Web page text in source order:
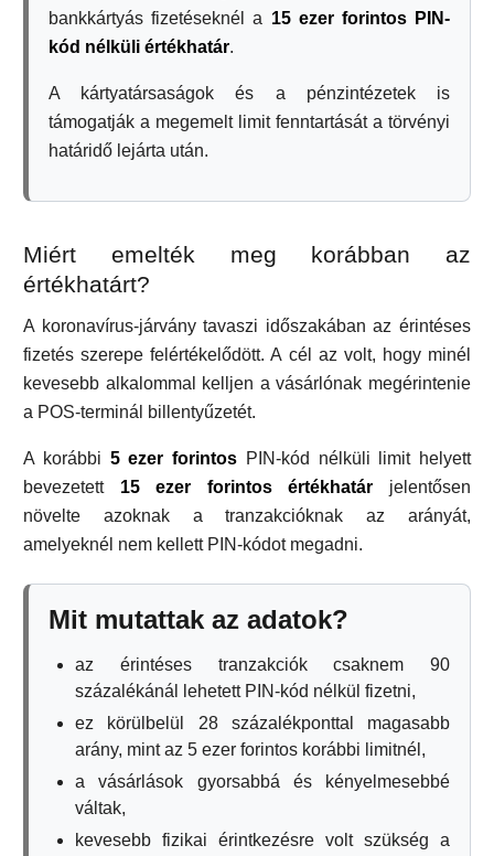
bankkártyás fizetéseknél a 15 ezer forintos PIN-
kód nélküli értékhatár.
A kártyatársaságok és a pénzintézetek is
támogatják a megemelt limit fenntartását a törvényi
határidő lejárta után.
Miért emelték meg korábban az
értékhatárt?
A koronavírus-járvány tavaszi időszakában az érintéses
fizetés szerepe felértékelődött. A cél az volt, hogy minél
kevesebb alkalommal kelljen a vásárlónak megérintenie
a POS-terminál billentyűzetét.
A korábbi 5 ezer forintos PIN-kód nélküli limit helyett
bevezetett 15 ezer forintos értékhatár jelentősen
növelte azoknak a tranzakcióknak az arányát,
amelyeknél nem kellett PIN-kódot megadni.
Mit mutattak az adatok?
az érintéses tranzakciók csaknem 90
százalékánál lehetett PIN-kód nélkül fizetni,
ez körülbelül 28 százalékponttal magasabb
arány, mint az 5 ezer forintos korábbi limitnél,
a vásárlások gyorsabbá és kényelmesebbé
váltak,
kevesebb fizikai érintkezésre volt szükség a